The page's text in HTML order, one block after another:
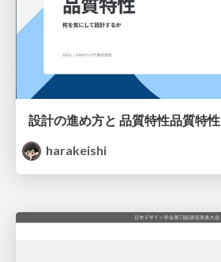
設計の進め方と 品質特性品質特性
harakeishi